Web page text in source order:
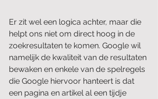
Er zit wel een logica achter, maar die
helpt ons niet om direct hoog in de
zoekresultaten te komen. Google wil
namelijk de kwaliteit van de resultaten
bewaken en enkele van de spelregels
die Google hiervoor hanteert is dat
een pagina en artikel al een tijdje